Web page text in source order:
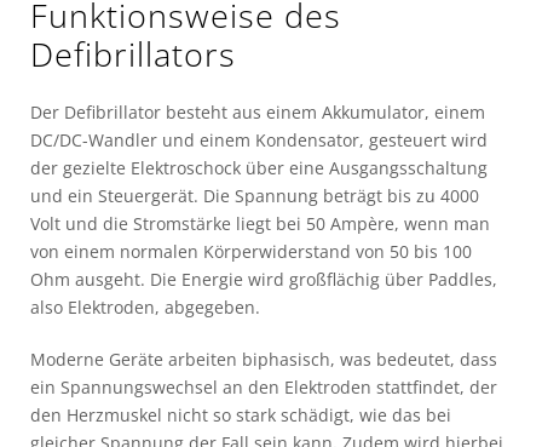
Funktionsweise des
Defibrillators
Der Defibrillator besteht aus einem Akkumulator, einem
DC/DC-Wandler und einem Kondensator, gesteuert wird
der gezielte Elektroschock über eine Ausgangsschaltung
und ein Steuergerät. Die Spannung beträgt bis zu 4000
Volt und die Stromstärke liegt bei 50 Ampère, wenn man
von einem normalen Körperwiderstand von 50 bis 100
Ohm ausgeht. Die Energie wird großflächig über Paddles,
also Elektroden, abgegeben.
Moderne Geräte arbeiten biphasisch, was bedeutet, dass
ein Spannungswechsel an den Elektroden stattfindet, der
den Herzmuskel nicht so stark schädigt, wie das bei